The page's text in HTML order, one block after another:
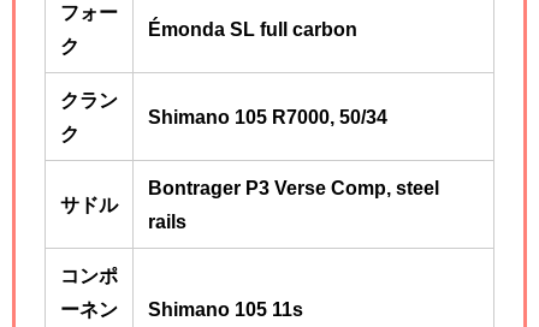
フォー
ク
Émonda SL full carbon
クラン
ク
Shimano 105 R7000, 50/34
サドル
Bontrager P3 Verse Comp, steel
rails
コンポ
ーネン
Shimano 105 11s